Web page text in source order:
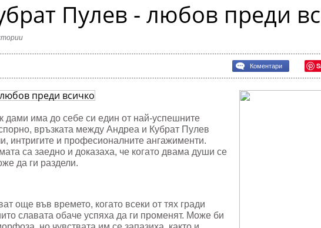
Пулев - любов преди
Коментари
дами има до себе си един от най-успешните
връзката между Андреа и Кубрат Пулев
интригите и професионалните ангажименти.
са заедно и доказаха, че когато двама души се
да ги раздели.
още във времето, когато всеки от тях гради
славата обаче успяха да ги променят. Може би